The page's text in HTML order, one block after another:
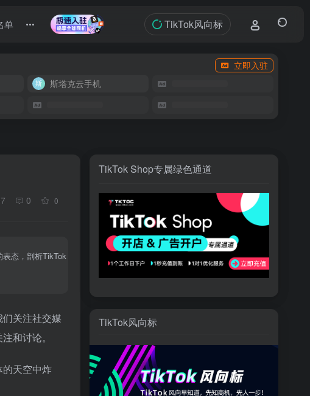
单 TikTok风向标
立即入驻
斯塔克云手机
0 0
表态，剖析TikTok
关注社交媒
和讨论。
天空中炸
TikTok Shop专属绿色通道
TikTok风向标